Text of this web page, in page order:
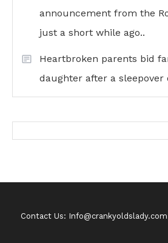
announcement from the
just a short while ago..
Heartbroken parents bid
daughter after a sleepover
Contact Us: Info@crankyoldslady.com